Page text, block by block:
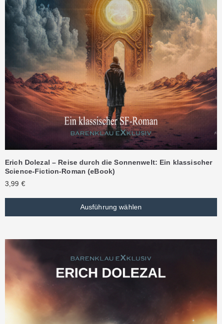
Erich Dolezal – Reise durch die Sonnenwelt: Ein klassischer
Science-Fiction-Roman (eBook)
3,99 €
Ausführung wählen